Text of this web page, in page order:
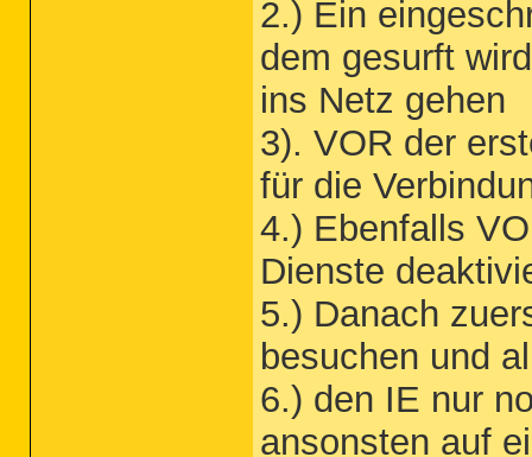
2.) Ein
dem gesurft
ins Netz gehen
3). VOR der
für die
4.) Ebenfalls
Dienste
5.) Danach
besuchen und
6.) den IE nur
ansonsten auf